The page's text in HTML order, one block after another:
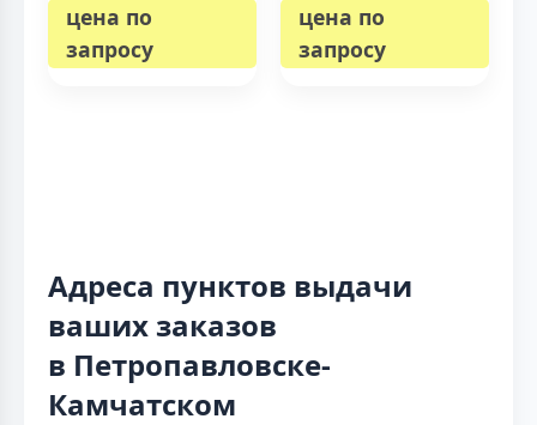
цена по
запросу
цена по
запросу
Адреса пунктов выдачи
ваших заказов
в Петропавловске-
Камчатском